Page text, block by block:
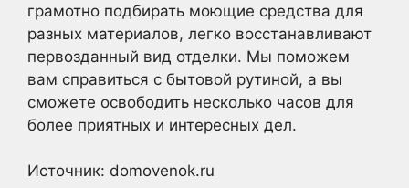
грамотно подбирать моющие средства для
разных материалов, легко восстанавливают
первозданный вид отделки. Мы поможем
вам справиться с бытовой рутиной, а вы
сможете освободить несколько часов для
более приятных и интересных дел.
Источник: domovenok.ru